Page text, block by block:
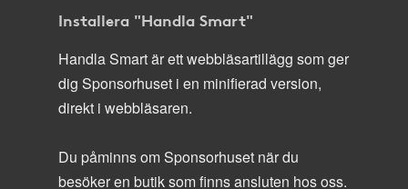
Installera "Handla Smart"
Handla Smart är ett webbläsartillägg som ger
dig Sponsorhuset i en minifierad version,
direkt i webbläsaren.
Du påminns om Sponsorhuset när du
besöker en butik som finns ansluten hos oss.